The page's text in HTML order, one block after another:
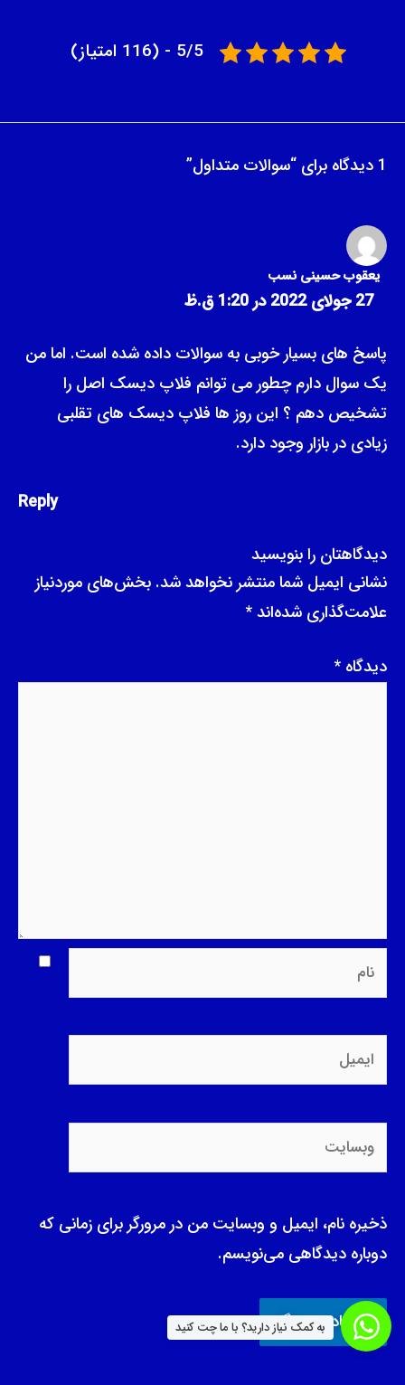
5/5 - (116 امتیاز)
1 دیدگاه برای “سوالات متداول”
یعقوب حسینی نسب
27 جولای 2022 در 1:20 ق.ظ
پاسخ های بسیار خوبی به سوالات داده شده است. اما من
یک سوال دارم چطور می توانم فلاپ دیسک اصل را
تشخیص دهم ؟ این روز ها فلاپ دیسک های تقلبی
زیادی در بازار وجود دارد.
Reply
دیدگاهتان را بنویسید
نشانی ایمیل شما منتشر نخواهد شد. بخش‌های موردنیاز
علامت‌گذاری شده‌اند*
دیدگاه *
نام
ایمیل
وبسایت
ذخیره نام، ایمیل و وبسایت من در مرورگر برای زمانی که
دوباره دیدگاهی می‌نویسم.
به کمک نیاز دارید؟ با ما چت کنید